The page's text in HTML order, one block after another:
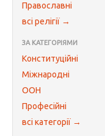
Православні
всі релігії →
ЗА КАТЕГОРІЯМИ
Конституційні
Міжнародні
ООН
Професійні
всі категорії →